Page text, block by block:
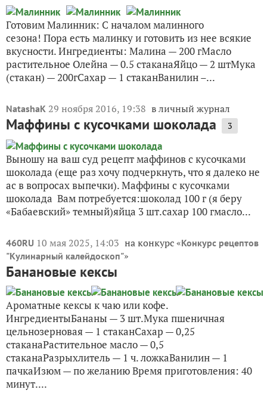
Готовим Малинник: С началом малинного
сезона! Пора есть малинку и готовить из нее всякие
вкусности. Ингредиенты: Малина — 200 гМасло
растительное Олейна — 0.5 стаканаЯйцо — 2 штМука
(стакан) — 200гСахар — 1 стаканВанилин –...
NatashaK 29 ноября 2016, 19:38 в личный журнал
Маффины с кусочками шоколада 3
Выношу на ваш суд рецепт маффинов с кусочками
шоколада (еще раз хочу подчеркнуть, что я далеко не
ас в вопросах выпечки). Маффины с кусочками
шоколада Вам потребуется:шоколад 100 г (я беру
«Бабаевский» темный)яйца 3 шт.сахар 100 гмасло...
460RU 10 мая 2025, 14:03 на конкурс «Конкурс рецептов
"Кулинарный калейдоскоп"»
Банановые кексы
Ароматные кексы к чаю или кофе.
ИнгредиентыБананы — 3 шт.Мука пшеничная
цельнозерновая — 1 стаканСахар — 0,25
стаканаРастительное масло — 0,5
стаканаРазрыхлитель — 1 ч. ложкаВанилин — 1
пачкаИзюм — по желанию Время приготовления: 40
минут....